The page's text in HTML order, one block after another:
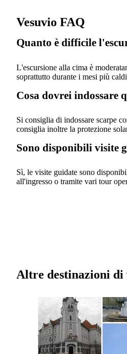
Vesuvio FAQ
Quanto è difficile
L'escursione alla cima è
soprattutto durante i mesi più
Cosa dovrei indossare
Si consiglia di indossare scarpe
consiglia inoltre la protezione
Sono disponibili visite
Sì, le visite guidate sono
all'ingresso o tramite vari tour
Altre destinazioni di